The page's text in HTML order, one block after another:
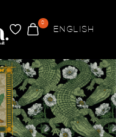
FAVORITER
VARUKORG
0
ENGLISH